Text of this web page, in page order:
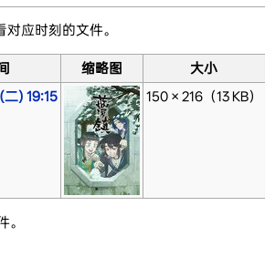
应时刻的文件。
缩略图 大小
) 19:15 150 × 216（13 KB）